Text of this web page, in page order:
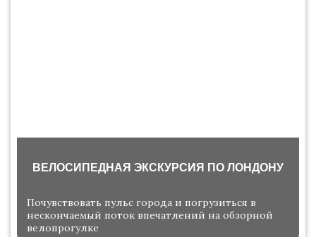
ВЕЛОСИПЕДНАЯ ЭКСКУРСИЯ ПО ЛОНДОНУ
Почувствовать пульс города и погрузиться в
нескончаемый поток впечатлений на обзорной
велопрогулке